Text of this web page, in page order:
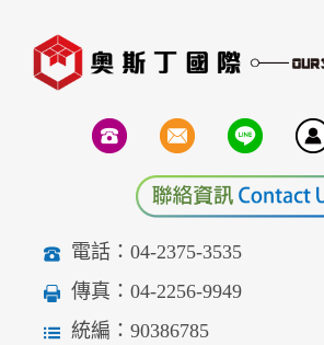
電話：04-2375-3535
傳真：04-2256-9949
統編：90386785